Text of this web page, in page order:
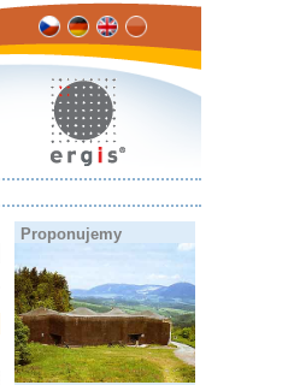
Proponujemy